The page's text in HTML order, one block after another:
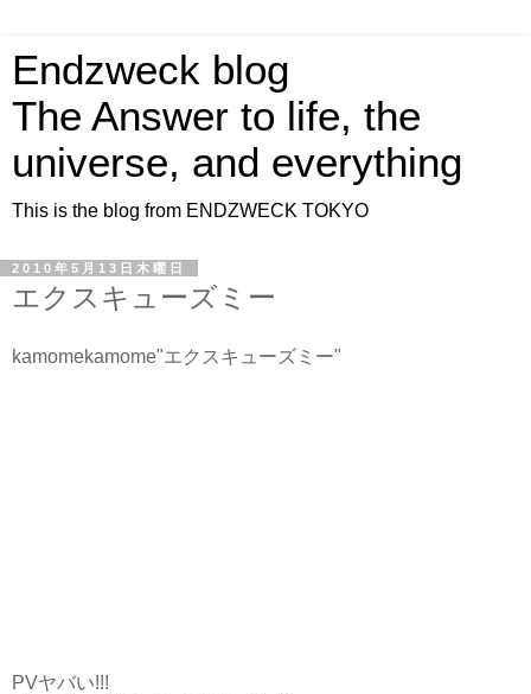
Endzweck blog
The Answer to life, the
universe, and everything
This is the blog from ENDZWECK TOKYO
2010年5月13日木曜日
エクスキューズミー
kamomekamome"エクスキューズミー"
PVヤバい!!!